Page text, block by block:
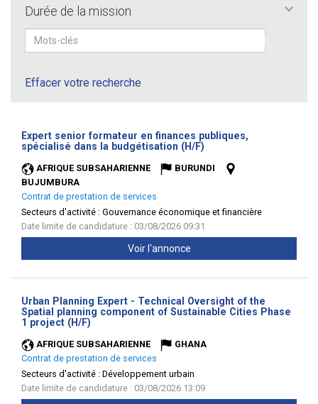
Durée de la mission
Effacer votre recherche
Expert senior formateur en finances publiques,
spécialisé dans la budgétisation (H/F)
AFRIQUE SUBSAHARIENNE
BURUNDI
BUJUMBURA
Contrat de prestation de services
Secteurs d'activité : Gouvernance économique et financière
Date limite de candidature : 03/08/2026 09:31
Voir l'annonce
Urban Planning Expert - Technical Oversight of the
Spatial planning component of Sustainable Cities Phase
1 project (H/F)
AFRIQUE SUBSAHARIENNE
GHANA
Contrat de prestation de services
Secteurs d'activité : Développement urbain
Date limite de candidature : 03/08/2026 13:09